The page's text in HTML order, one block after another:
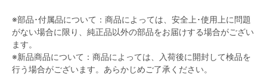
※部品･付属品について：商品によっては、安全上･使用上に問題
がない場合に限り、純正品以外の部品をお届けする場合がござい
ます。
※新品商品について：商品によっては、入荷後に開封して検品を
行う場合がございます。あらかじめご了承ください。